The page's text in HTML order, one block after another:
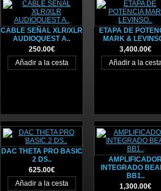
CABLE SEÑAL XLR/XLR
AUDIOQUEST A..
250.00€
ETAPA DE
MARK &
3,400.00€
DAC THETA PRO BASIC
2 DS..
625.00€
INTEGRADO
BB1..
1,300.00€